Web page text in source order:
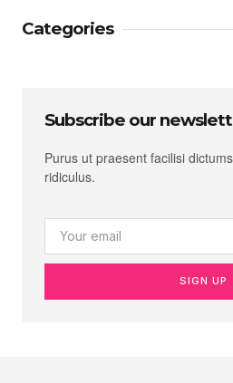
Categories
Subscribe our
Purus ut praesent facilisi
ridiculus.
SIGN UP